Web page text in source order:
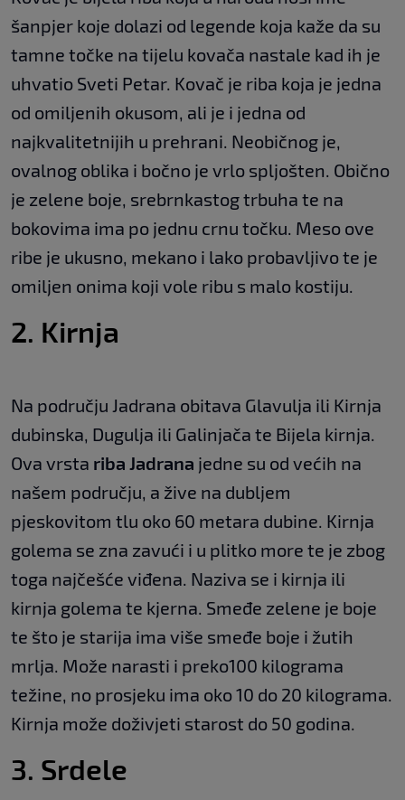
šanpjer koje dolazi od legende koja kaže da su
tamne točke na tijelu kovača nastale kad ih je
uhvatio Sveti Petar. Kovač je riba koja je jedna
od omiljenih okusom, ali je i jedna od
najkvalitetnijih u prehrani. Neobičnog je,
ovalnog oblika i bočno je vrlo spljošten. Obično
je zelene boje, srebrnkastog trbuha te na
bokovima ima po jednu crnu točku. Meso ove
ribe je ukusno, mekano i lako probavljivo te je
omiljen onima koji vole ribu s malo kostiju.
2. Kirnja
Na području Jadrana obitava Glavulja ili Kirnja
dubinska, Dugulja ili Galinjača te Bijela kirnja.
Ova vrsta riba Jadrana jedne su od većih na
našem području, a žive na dubljem
pjeskovitom tlu oko 60 metara dubine. Kirnja
golema se zna zavući i u plitko more te je zbog
toga najčešće viđena. Naziva se i kirnja ili
kirnja golema te kjerna. Smeđe zelene je boje
te što je starija ima više smeđe boje i žutih
mrlja. Može narasti i preko100 kilograma
težine, no prosjeku ima oko 10 do 20 kilograma.
Kirnja može doživjeti starost do 50 godina.
3. Srdele